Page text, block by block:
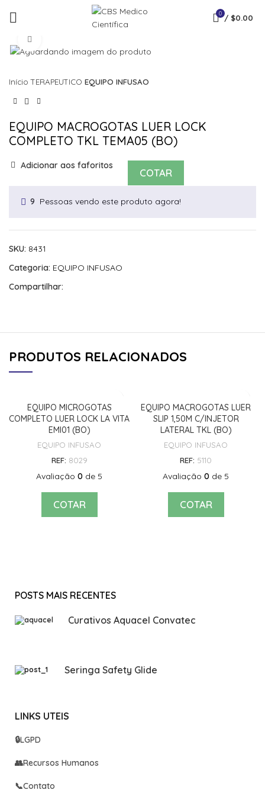
0 / $0.00
InícioTERAPEUTICO EQUIPO INFUSAO
EQUIPO MACROGOTAS LUER LOCK
COMPLETO TKL TEMA05 (BO)
Adicionar aos faforitos
COTAR
9 Pessoas vendo este produto agora!
SKU: 8431
Categoria: EQUIPO INFUSAO
Compartilhar:
PRODUTOS RELACIONADOS
EQUIPO MICROGOTAS
COMPLETO LUER LOCK LA VITA
EMI01 (BO)
EQUIPO INFUSAO
REF: 8029
Avaliação 0 de 5
COTAR
EQUIPO MACROGOTAS LUER
SLIP 1,50M C/INJETOR
LATERAL TKL (BO)
EQUIPO INFUSAO
REF: 5110
Avaliação 0 de 5
COTAR
POSTS MAIS RECENTES
Curativos Aquacel Convatec
Seringa Safety Glide
LINKS UTEIS
🔒LGPD
👥Recursos Humanos
📞Contato